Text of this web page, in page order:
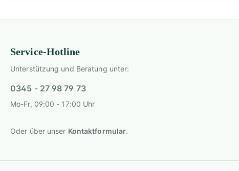
Service-Hotline
Unterstützung und Beratung unter:
0345 - 27 98 79 73
Mo-Fr, 09:00 - 17:00 Uhr
Oder über unser Kontaktformular.